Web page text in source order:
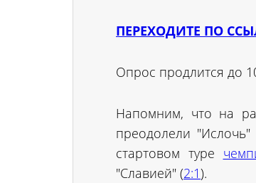
ПЕРЕХОДИТЕ ПО
Опрос продлится до
Напомним, что на
преодолели
стартовом туре
"Славией" (2:1).